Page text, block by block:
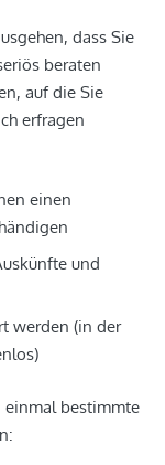
dass Sie
beraten
auf die Sie
erfragen
einen
und
werden (in der
einmal bestimmte